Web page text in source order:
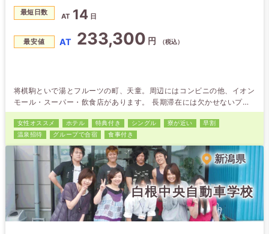
最短日数 AT 14 日
最安値 AT 233,300 円 （税込）
将棋駒といで湯とフルーツの町、天童。周辺にはコンビニの他、イオン
モール・スーパー・飲食店があります。 長期滞在には欠かせないプラ
イバシー重視のホテルタイプを全てにご用意してます。 天童自動車
学校は「練習コースが広い」と大評判。時には、地元グルメを振舞うイ
ベントも開催しています。
女性オススメ ホテル 特典付き シングル 寮が近い
早割
温泉招待
グループで合宿 食事付き
新潟県
白根中央自動車学校